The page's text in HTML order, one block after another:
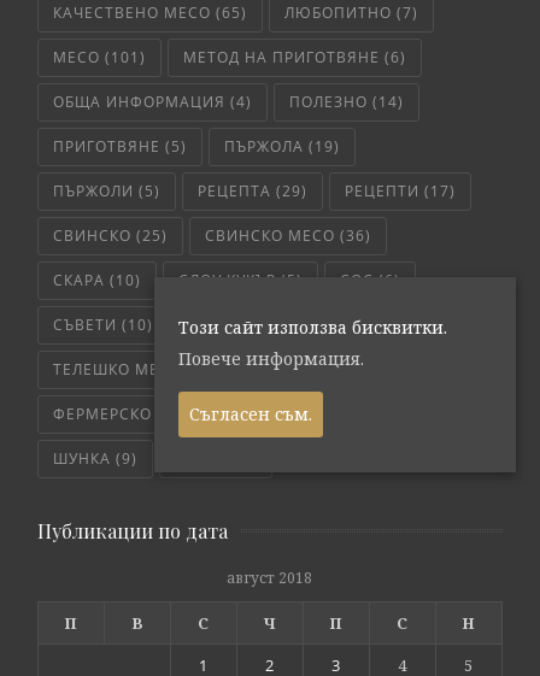
КАЧЕСТВЕНО МЕСО (65) ЛЮБОПИТНО (7)
МЕСО (101) МЕТОД НА ПРИГОТВЯНЕ (6)
ОБЩА ИНФОРМАЦИЯ (4) ПОЛЕЗНО (14)
ПРИГОТВЯНЕ (5) ПЪРЖОЛА (19)
ПЪРЖОЛИ (5) РЕЦЕПТА (29) РЕЦЕПТИ (17)
СВИНСКО (25) СВИНСКО МЕСО (36)
СКАРА (10) СЛОУ КУКЪР (5) СОС (6)
СЪВЕТИ (10) ТЕЛЕШКО (7)
ТЕЛЕШКО МЕСО(6) ТРИКОВЕ(8)
ФЕРМЕРСКО СВЕЖО(171) ЧЕРВЕНО МЕСО
ШУНКА (9)
Публикации по дата
август 2018
П В С Ч П С
Н
1
2 3 4 5
Този сайт използва бисквитки.
Повече информация.
Съгласен съм.